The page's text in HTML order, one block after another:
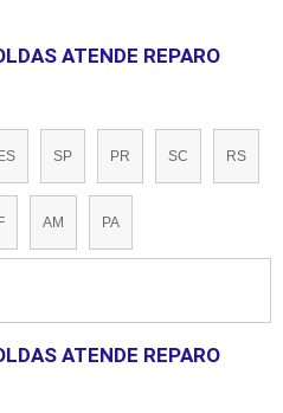
ATENDE REPARO
ES SP PR SC RS
AM PA
ATENDE REPARO